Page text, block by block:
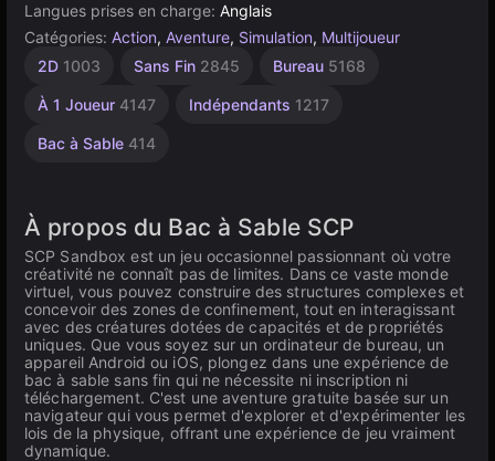
Langues prises en charge: Anglais
Catégories: Action, Aventure, Simulation, Multijoueur
2D 1003 Sans Fin 2845 Bureau 5168
À 1 Joueur 4147 Indépendants 1217
Bac à Sable 414
Construction
Monde
382
Navigateur
Construct
À propos du Bac à Sable SCP
SCP Sandbox est un jeu occasionnel passionnant où votre
créativité ne connaît pas de limites. Dans ce vaste monde
virtuel, vous pouvez construire des structures complexes et
concevoir des zones de confinement, tout en interagissant
avec des créatures dotées de capacités et de propriétés
uniques. Que vous soyez sur un ordinateur de bureau, un
appareil Android ou iOS, plongez dans une expérience de
bac à sable sans fin qui ne nécessite ni inscription ni
téléchargement. C'est une aventure gratuite basée sur un
navigateur qui vous permet d'explorer et d'expérimenter les
lois de la physique, offrant une expérience de jeu vraiment
dynamique.